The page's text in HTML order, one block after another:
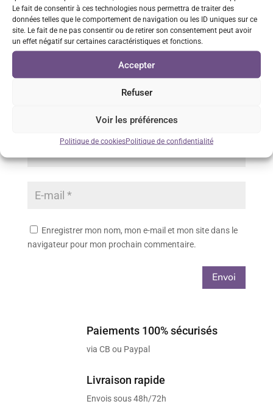
Le fait de consentir à ces technologies nous permettra de traiter des
données telles que le comportement de navigation ou les ID uniques sur ce
site. Le fait de ne pas consentir ou de retirer son consentement peut avoir
un effet négatif sur certaines caractéristiques et fonctions.
Accepter
Refuser
Voir les préférences
Politique de cookiesPolitique de confidentialité
Votre adresse e-mail ne sera pas publiée.Les champs
obligatoires sont indiqués avec*
Enregistrer mon nom, mon e-mail et mon site dans le
navigateur pour mon prochain commentaire.
Envoi
Paiements 100% sécurisés
via CB ou Paypal
Livraison rapide
Envois sous 48h/72h